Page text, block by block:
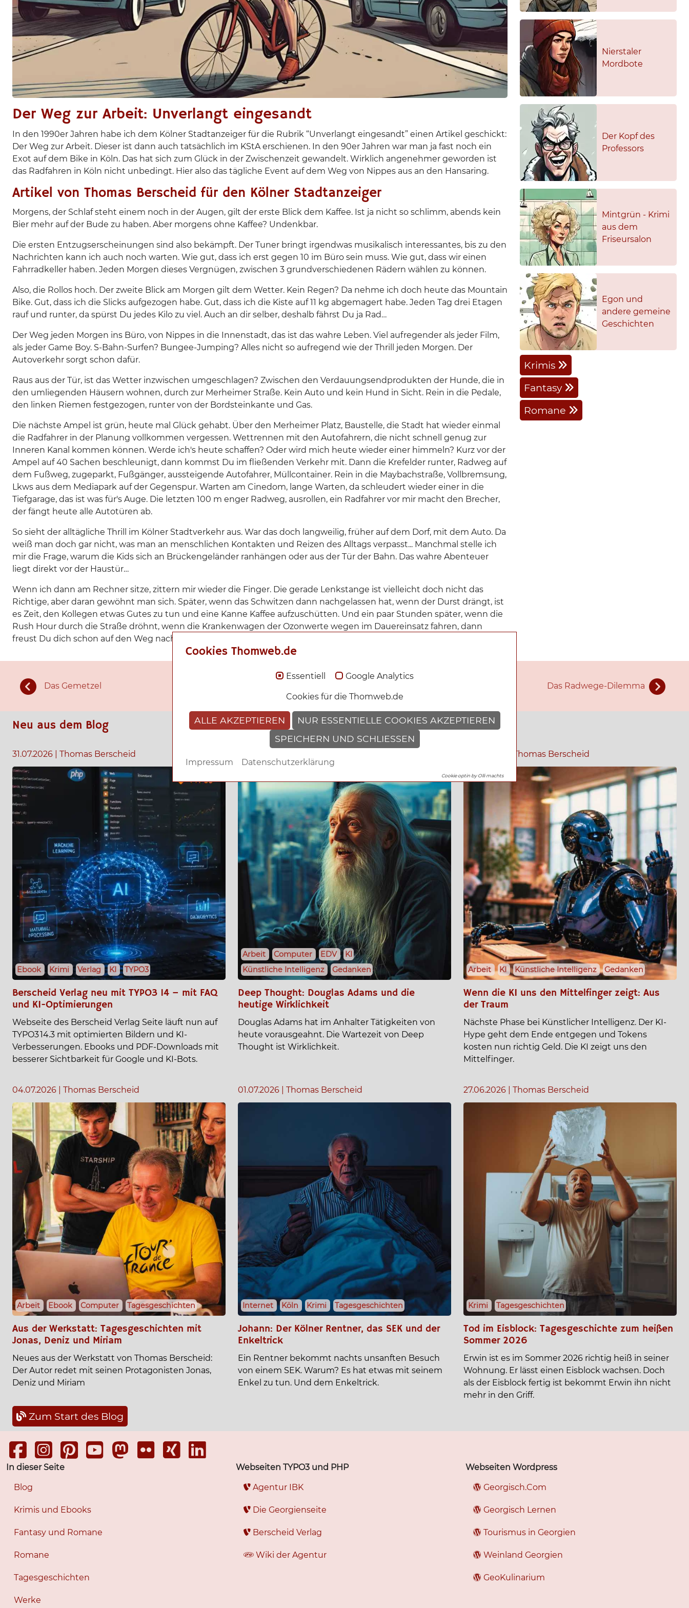
Der Weg zur Arbeit: Unverlangt eingesandt
In den 1990er Jahren habe ich dem Kölner Stadtanzeiger für die Rubrik “Unverlangt eingesandt” einen Artikel geschickt:
Der Weg zur Arbeit. Dieser ist dann auch tatsächlich im KStA erschienen. In den 90er Jahren war man ja fast noch ein
Exot auf dem Bike in Köln. Das hat sich zum Glück in der Zwischenzeit gewandelt. Wirklich angenehmer geworden ist
das Radfahren in Köln nicht unbedingt. Hier also das tägliche Event auf dem Weg von Nippes aus an den Hansaring.
Artikel von Thomas Berscheid für den Kölner Stadtanzeiger
Morgens, der Schlaf steht einem noch in der Augen, gilt der erste Blick dem Kaffee. Ist ja nicht so schlimm, abends kein
Bier mehr auf der Bude zu haben. Aber morgens ohne Kaffee? Undenkbar.
Die ersten Entzugserscheinungen sind also bekämpft. Der Tuner bringt irgendwas musikalisch interessantes, bis zu den
Nachrichten kann ich auch noch warten. Wie gut, dass ich erst gegen 10 im Büro sein muss. Wie gut, dass wir einen
Fahrradkeller haben. Jeden Morgen dieses Vergnügen, zwischen 3 grundverschiedenen Rädern wählen zu können.
Also, die Rollos hoch. Der zweite Blick am Morgen gilt dem Wetter. Kein Regen? Da nehme ich doch heute das Mountain
Bike. Gut, dass ich die Slicks aufgezogen habe. Gut, dass ich die Kiste auf 11 kg abgemagert habe. Jeden Tag drei Etagen
rauf und runter, da spürst Du jedes Kilo zu viel. Auch an dir selber, deshalb fährst Du ja Rad…
Der Weg jeden Morgen ins Büro, von Nippes in die Innenstadt, das ist das wahre Leben. Viel aufregender als jeder Film,
als jeder Game Boy. S-Bahn-Surfen? Bungee-Jumping? Alles nicht so aufregend wie der Thrill jeden Morgen. Der
Autoverkehr sorgt schon dafür.
Raus aus der Tür, ist das Wetter inzwischen umgeschlagen? Zwischen den Verdauungsendprodukten der Hunde, die in
den umliegenden Häusern wohnen, durch zur Merheimer Straße. Kein Auto und kein Hund in Sicht. Rein in die Pedale,
den linken Riemen festgezogen, runter von der Bordsteinkante und Gas.
Die nächste Ampel ist grün, heute mal Glück gehabt. Über den Merheimer Platz, Baustelle, die Stadt hat wieder einmal
die Radfahrer in der Planung vollkommen vergessen. Wettrennen mit den Autofahrern, die nicht schnell genug zur
Inneren Kanal kommen können. Werde ich's heute schaffen? Oder wird mich heute wieder einer himmeln? Kurz vor der
Ampel auf 40 Sachen beschleunigt, dann kommst Du im fließenden Verkehr mit. Dann die Krefelder runter, Radweg auf
dem Fußweg, zugeparkt, Fußgänger, aussteigende Autofahrer, Müllcontainer. Rein in die Maybachstraße, Vollbremsung,
Lkws aus dem Mediapark auf der Gegenspur. Warten am Cinedom, lange Warten, da schleudert wieder einer in die
Tiefgarage, das ist was für's Auge. Die letzten 100 m enger Radweg, ausrollen, ein Radfahrer vor mir macht den Brecher,
der fängt heute alle Autotüren ab.
So sieht der alltägliche Thrill im Kölner Stadtverkehr aus. War das doch langweilig, früher auf dem Dorf, mit dem Auto. Da
weiß man doch gar nicht, was man an menschlichen Kontakten und Reizen des Alltags verpasst... Manchmal stelle ich
mir die Frage, warum die Kids sich an Brückengeländer ranhängen oder aus der Tür der Bahn. Das wahre Abenteuer
liegt direkt vor der Haustür…
Wenn ich dann am Rechner sitze, zittern mir wieder die Finger. Die gerade Lenkstange ist vielleicht doch nicht das
Richtige, aber daran gewöhnt man sich. Später, wenn das Schwitzen dann nachgelassen hat, wenn der Durst drängt, ist
es Zeit, den Kollegen etwas Gutes zu tun und eine Kanne Kaffee aufzuschütten. Und ein paar Stunden später, wenn die
Rush Hour durch die Straße dröhnt, wenn die Krankenwagen der Ozonwerte wegen im Dauereinsatz fahren, dann
freust Du dich schon auf den Weg nach Hause. Was gibt es dann zu erleben?
Nierstaler
Mordbote
Der Kopf des
Professors
Mintgrün - Krimi
aus dem
Friseursalon
Egon und
andere gemeine
Geschichten
Krimis
Fantasy
Romane
Das Gemetzel Das Radwege-Dilemma
Neu aus dem Blog
31.07.2026 Thomas Berscheid
Ebook Krimi Verlag KI TYPO3
Berscheid Verlag neu mit TYPO3 14 – mit FAQ
und KI-Optimierungen
Webseite des Berscheid Verlag Seite läuft nun auf
TYPO3 14.3 mit optimierten Bildern und KI-
Verbesserungen. Ebooks und PDF-Downloads mit
besserer Sichtbarkeit für Google und KI-Bots.
Arbeit Computer EDV
KI
Künstliche Intelligenz
Gedanken
Deep Thought: Douglas Adams und die
heutige Wirklichkeit
Douglas Adams hat im Anhalter Tätigkeiten von
heute vorausgeahnt. Die Wartezeit von Deep
Thought ist Wirklichkeit.
Thomas Berscheid
Arbeit KI Künstliche Intelligenz Gedanken
Wenn die KI uns den Mittelfinger zeigt: Aus
der Traum
Nächste Phase bei Künstlicher Intelligenz. Der KI-
Hype geht dem Ende entgegen und Tokens
kosten nun richtig Geld. Die KI zeigt uns den
Mittelfinger.
04.07.2026 Thomas Berscheid
Arbeit Ebook Computer Tagesgeschichten
Aus der Werkstatt: Tagesgeschichten mit
Jonas, Deniz und Miriam
Neues aus der Werkstatt von Thomas Berscheid:
Der Autor redet mit seinen Protagonisten Jonas,
Deniz und Miriam
01.07.2026 Thomas Berscheid
Internet Köln Krimi Tagesgeschichten
Johann: Der Kölner Rentner, das SEK und der
Enkeltrick
Ein Rentner bekommt nachts unsanften Besuch
von einem SEK. Warum? Es hat etwas mit seinem
Enkel zu tun. Und dem Enkeltrick.
27.06.2026 Thomas Berscheid
Krimi Tagesgeschichten
Tod im Eisblock: Tagesgeschichte zum heißen
Sommer 2026
Erwin ist es im Sommer 2026 richtig heiß in seiner
Wohnung. Er lässt einen Eisblock wachsen. Doch
als der Eisblock fertig ist bekommt Erwin ihn nicht
mehr in den Griff.
Zum Start des Blog
In dieser Seite
Blog
Krimis und Ebooks
Fantasy und Romane
Romane
Tagesgeschichten
Werke
Webseiten TYPO3 und PHP
Agentur IBK
Die Georgienseite
Berscheid Verlag
Wiki der Agentur
Webseiten Wordpress
Georgisch.Com
Georgisch Lernen
Tourismus in Georgien
Weinland Georgien
GeoKulinarium
Cookies Thomweb.de
Essentiell Google Analytics
Cookies für die Thomweb.de
ALLE AKZEPTIEREN
NUR ESSENTIELLE COOKIES AKZEPTIEREN
SPEICHERN UND SCHLIESSEN
Impressum Datenschutzerklärung
Cookie optin by Olli machts